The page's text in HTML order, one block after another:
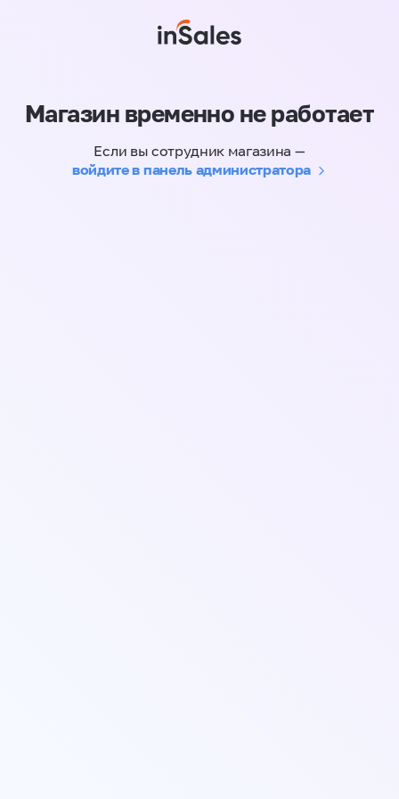
Магазин временно не работает
Если вы сотрудник магазина —
войдите в панель администратора